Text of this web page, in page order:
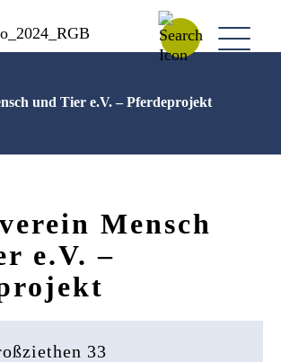
und Tier e.V. – Pferdeprojekt
Mensch
e.V. –
33